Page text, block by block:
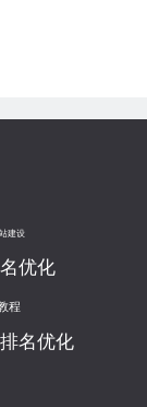
建设
优化
程
名优化